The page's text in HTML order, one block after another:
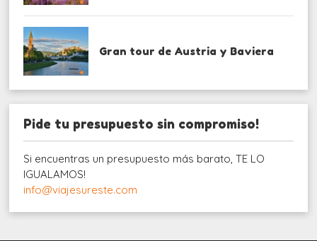
Gran tour de Austria y Baviera
Pide tu presupuesto sin compromiso!
Si encuentras un presupuesto más barato, TE LO
IGUALAMOS!
info@viajesureste.com